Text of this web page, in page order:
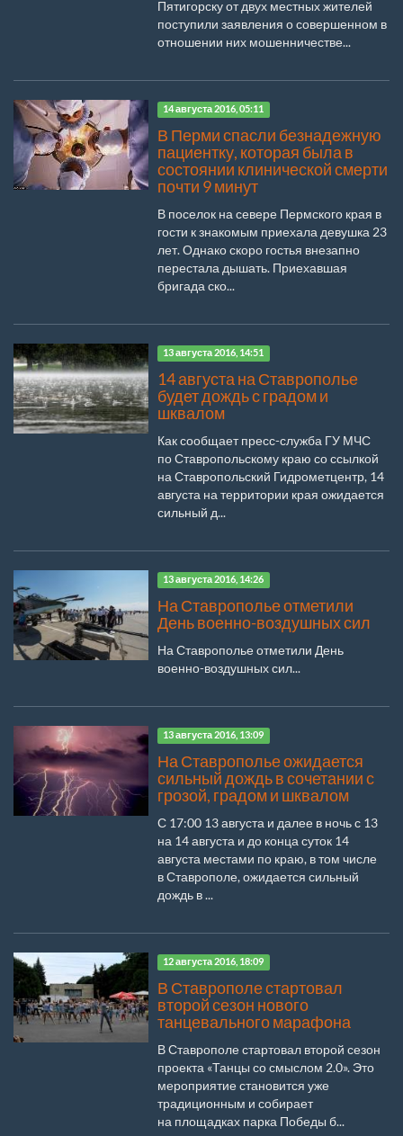
Пятигорску от двух местных жителей
поступили заявления о совершенном в
отношении них мошенничестве...
14 августа 2016, 05:11
В Перми спасли безнадежную
пациентку, которая была в
состоянии клинической смерти
почти 9 минут
В поселок на севере Пермского края в
гости к знакомым приехала девушка 23
лет. Однако скоро гостья внезапно
перестала дышать. Приехавшая
бригада ско...
13 августа 2016, 14:51
14 августа на Ставрополье
будет дождь с градом и
шквалом
Как сообщает пресс-служба ГУ МЧС
по Ставропольскому краю со ссылкой
на Ставропольский Гидрометцентр, 14
августа на территории края ожидается
сильный д...
13 августа 2016, 14:26
На Ставрополье отметили
День военно-воздушных сил
На Ставрополье отметили День
военно-воздушных сил...
13 августа 2016, 13:09
На Ставрополье ожидается
сильный дождь в сочетании с
грозой, градом и шквалом
С 17:00 13 августа и далее в ночь с 13
на 14 августа и до конца суток 14
августа местами по краю, в том числе
в Ставрополе, ожидается сильный
дождь в ...
12 августа 2016, 18:09
В Ставрополе стартовал
второй сезон нового
танцевального марафона
В Ставрополе стартовал второй сезон
проекта «Танцы со смыслом 2.0». Это
мероприятие становится уже
традиционным и собирает
на площадках парка Победы б...